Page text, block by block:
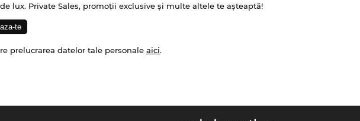
lux. Private Sales, promoții exclusive și multe altele te așteaptă!
prelucrarea datelor tale personale aici.